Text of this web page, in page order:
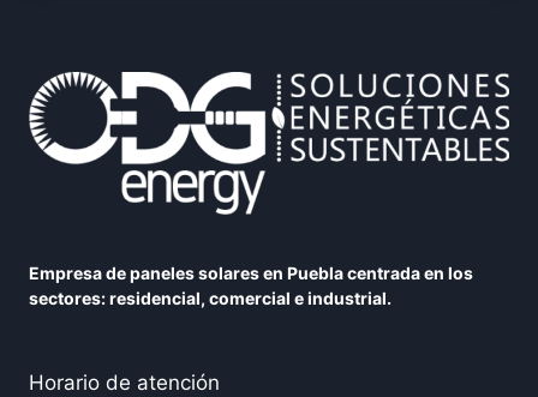
Empresa de paneles solares en Puebla centrada en los
sectores: residencial, comercial e industrial.
Horario de atención